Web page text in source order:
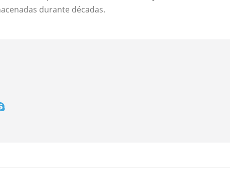
durante décadas.